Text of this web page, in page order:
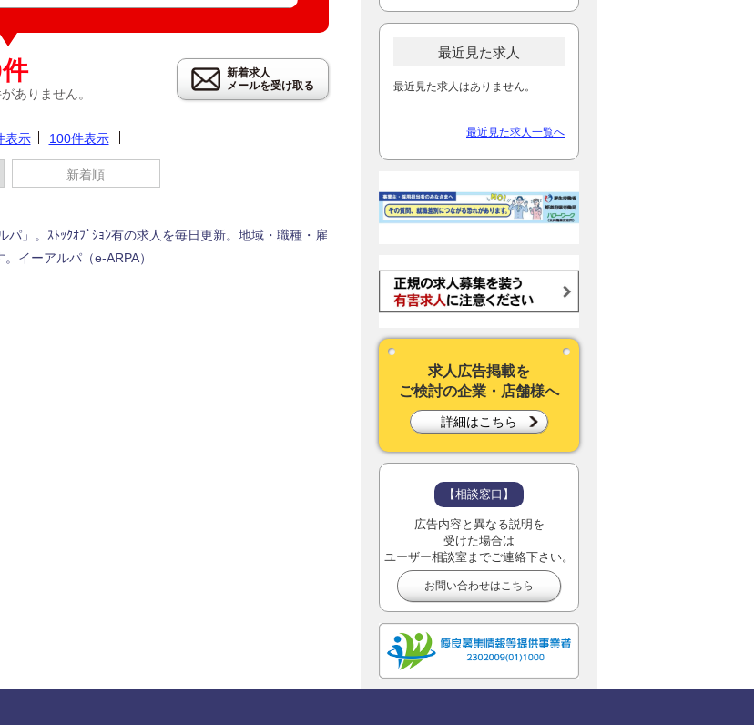
ありません。
表示 100件表示
新着順
新着求人
メールを受け取る
」。ｽﾄｯｸｵﾌﾟｼｮﾝ有の求人を毎日更新。地域・職種・雇
イーアルパ（e-ARPA）
最近見た求人
最近見た求人はありません。
最近見た求人一覧へ
求人広告掲載を
ご検討の企業・店舗様へ
詳細はこちら
【相談窓口】
広告内容と異なる説明を
受けた場合は
ユーザー相談室までご連絡下さい。
お問い合わせはこちら